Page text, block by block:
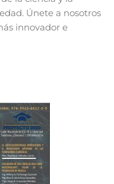
Únete a nosotros
innovador e